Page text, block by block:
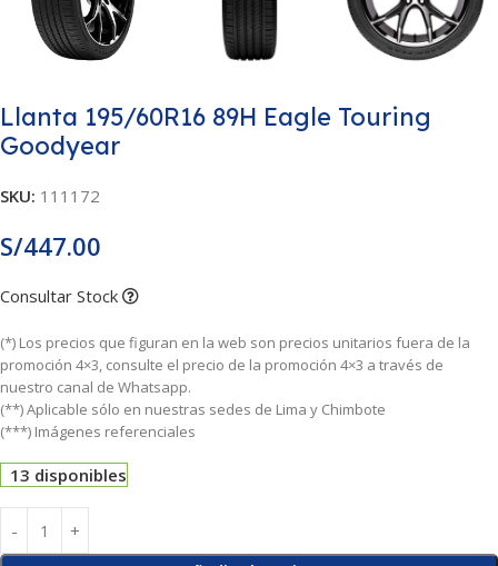
Llanta 195/60R16 89H Eagle Touring
Goodyear
SKU: 111172
S/447.00
Consultar Stock
(*) Los precios que figuran en la web son precios unitarios fuera de la
promoción 4×3, consulte el precio de la promoción 4×3 a través de
nuestro canal de Whatsapp.
(**) Aplicable sólo en nuestras sedes de Lima y Chimbote
(***) Imágenes referenciales
13 disponibles